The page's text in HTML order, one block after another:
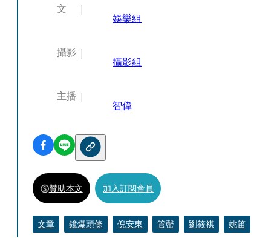
文
娛樂組
攝影
攝影組
主播
智偉
贊助本文 加入訂閱會員
文章 鏡爆頭條 倪安東 管罄 劉筱祺 姚笛